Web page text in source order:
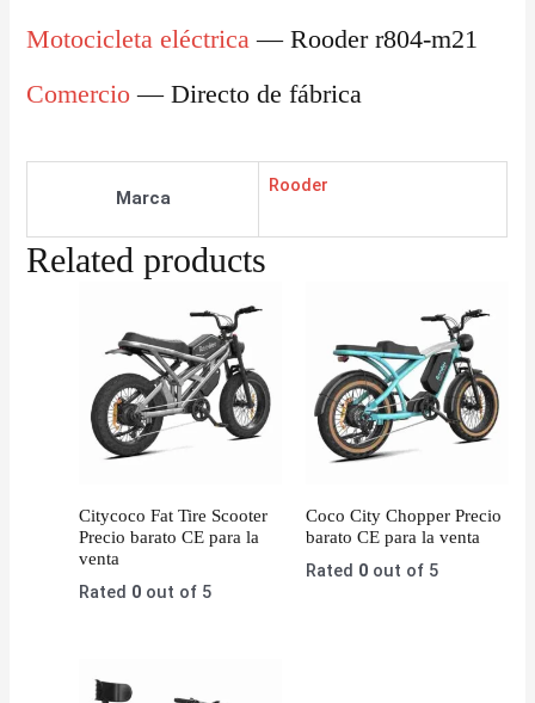
Motocicleta eléctrica — Rooder r804-m21
Comercio — Directo de fábrica
Marca
Rooder
Related products
Citycoco Fat Tire Scooter
Precio barato CE para la
venta
Rated 0 out of 5
Coco City Chopper Precio
barato CE para la venta
Rated 0out of 5